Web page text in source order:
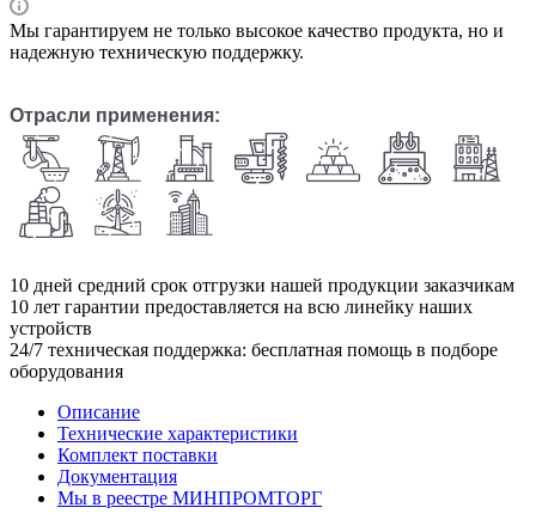
Мы гарантируем не только высокое качество продукта, но и
надежную техническую поддержку.
Отрасли применения:
10 дней средний срок отгрузки нашей продукции заказчикам
10 лет гарантии предоставляется на всю линейку наших
устройств
24/7 техническая поддержка: бесплатная помощь в подборе
оборудования
Описание
Технические характеристики
Комплект поставки
Документация
Мы в реестре МИНПРОМТОРГ